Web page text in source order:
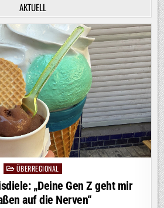
AKTUELL
Posted
in
ÜBERREGIONAL
„Deine Gen Z geht mir
auf die Nerven“